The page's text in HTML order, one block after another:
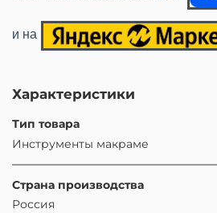
и на
Характеристики
Тип товара
Инструменты макраме
Страна производства
Россия